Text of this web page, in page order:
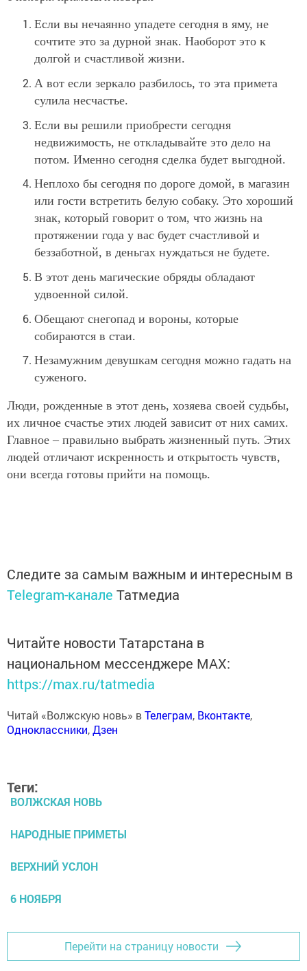
Если вы нечаянно упадете сегодня в яму, не
сочтите это за дурной знак. Наоборот это к
долгой и счастливой жизни.
А вот если зеркало разбилось, то эта примета
сулила несчастье.
Если вы решили приобрести сегодня
недвижимость, не откладывайте это дело на
потом. Именно сегодня сделка будет выгодной.
Неплохо бы сегодня по дороге домой, в магазин
или гости встретить белую собаку. Это хороший
знак, который говорит о том, что жизнь на
протяжении года у вас будет счастливой и
беззаботной, в деньгах нуждаться не будете.
В этот день магические обряды обладают
удвоенной силой.
Обещают снегопад и вороны, которые
собираются в стаи.
Незамужним девушкам сегодня можно гадать на
суженого.
Люди, рожденные в этот день, хозяева своей судьбы,
их личное счастье этих людей зависит от них самих.
Главное – правильно выбрать жизненный путь. Этих
людей отличают искренность и открытость чувств,
они всегда готовы прийти на помощь.
Следите за самым важным и интересным в
Telegram-канале Татмедиа
Читайте новости Татарстана в
национальном мессенджере MАХ:
https://max.ru/tatmedia
Читай «Волжскую новь» вТелеграм, Вконтакте,
Одноклассники,Дзен
Теги:
ВОЛЖСКАЯ НОВЬ
НАРОДНЫЕ ПРИМЕТЫ
ВЕРХНИЙ УСЛОН
6 НОЯБРЯ
Перейти на страницу новости